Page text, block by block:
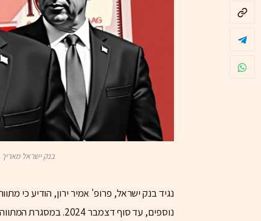
בנק ישראל מאריך
נגיד בנק ישראל, פרופ' אמיר ירון, הודיע כי
נוספים, עד סוף